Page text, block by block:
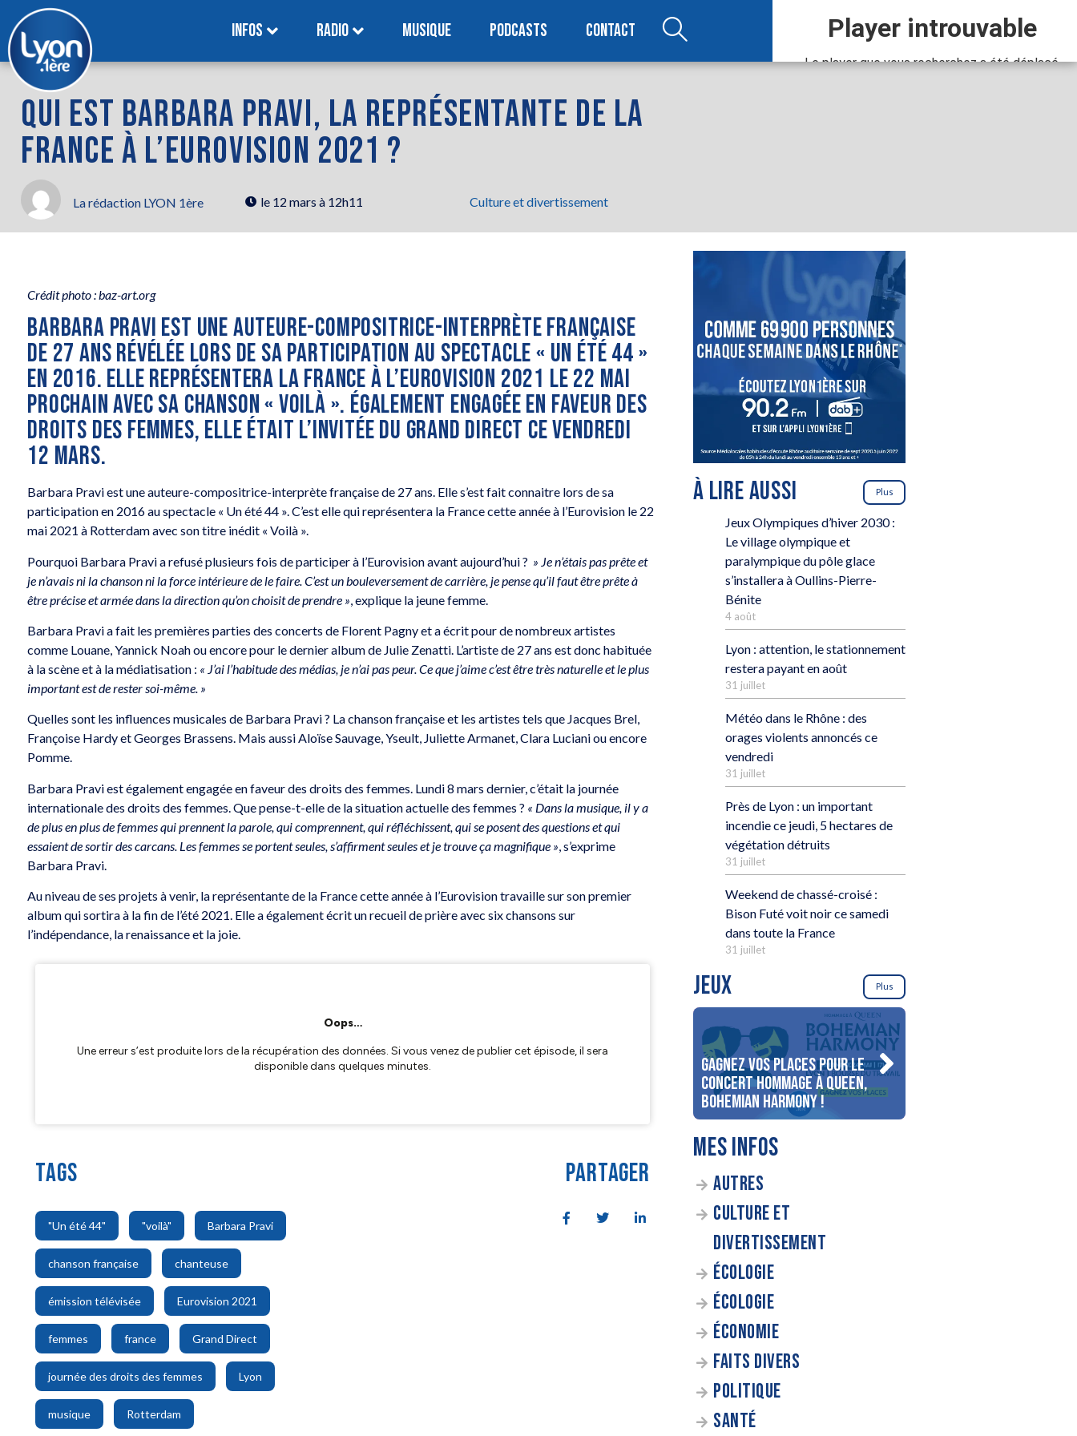
INFOS RADIO MUSIQUE PODCASTS CONTACT
QUI EST BARBARA PRAVI, LA REPRÉSENTANTE DE LA
FRANCE À L’EUROVISION 2021 ?
La rédaction LYON 1ère le 12 mars à 12h11 Culture et divertissement
Crédit photo : baz-art.org
BARBARA PRAVI EST UNE AUTEURE-COMPOSITRICE-INTERPRÈTE FRANÇAISE
DE 27 ANS RÉVÉLÉE LORS DE SA PARTICIPATION AU SPECTACLE « UN ÉTÉ 44 »
EN 2016. ELLE REPRÉSENTERA LA FRANCE À L’EUROVISION 2021 LE 22 MAI
PROCHAIN AVEC SA CHANSON « VOILÀ ». ÉGALEMENT ENGAGÉE EN FAVEUR DES
DROITS DES FEMMES, ELLE ÉTAIT L’INVITÉE DU GRAND DIRECT CE VENDREDI
12 MARS.
Barbara Pravi est une auteure-compositrice-interprète française de 27 ans. Elle s’est fait connaitre lors de sa
participation en 2016 au spectacle « Un été 44 ». C’est elle qui représentera la France cette année à l’Eurovision le 22
mai 2021 à Rotterdam avec son titre inédit « Voilà ».
Pourquoi Barbara Pravi a refusé plusieurs fois de participer à l’Eurovision avant aujourd’hui ? » Je n’étais pas prête et
je n’avais ni la chanson ni la force intérieure de le faire. C’est un bouleversement de carrière, je pense qu’il faut être prête à
être précise et armée dans la direction qu’on choisit de prendre » , explique la jeune femme.
Barbara Pravi a fait les premières parties des concerts de Florent Pagny et a écrit pour de nombreux artistes
comme Louane, Yannick Noah ou encore pour le dernier album de Julie Zenatti. L’artiste de 27 ans est donc habituée
à la scène et à la médiatisation : « J’ai l’habitude des médias, je n’ai pas peur. Ce que j’aime c’est être très naturelle et le plus
important est de rester soi-même. »
Quelles sont les influences musicales de Barbara Pravi ? La chanson française et les artistes tels que Jacques Brel,
Françoise Hardy et Georges Brassens. Mais aussi Aloïse Sauvage, Yseult, Juliette Armanet, Clara Luciani ou encore
Pomme.
Barbara Pravi est également engagée en faveur des droits des femmes. Lundi 8 mars dernier, c’était la journée
internationale des droits des femmes. Que pense-t-elle de la situation actuelle des femmes ? « Dans la musique, il y a
de plus en plus de femmes qui prennent la parole, qui comprennent, qui réfléchissent, qui se posent des questions et qui
essaient de sortir des carcans. Les femmes se portent seules, s’affirment seules et je trouve ça magnifique », s’exprime
Barbara Pravi.
Au niveau de ses projets à venir, la représentante de la France cette année à l’Eurovision travaille sur son premier
album qui sortira à la fin de l’été 2021. Elle a également écrit un recueil de prière avec six chansons sur
l’indépendance, la renaissance et la joie.
TAGS
"Un été 44"
,
"voilà"
,
Barbara Pravi
chanson française
,
chanteuse
émission télévisée
,
Eurovision 2021
femmes
,
france
,
Grand Direct
journée des droits des femmes
,
Lyon
musique
,
Rotterdam
PARTAGER
À LIRE AUSSI Plus
Jeux Olympiques d’hiver 2030 :
Le village olympique et
paralympique du pôle glace
s’installera à Oullins-Pierre-
Bénite
4 août
Lyon : attention, le stationnement
restera payant en août
31 juillet
Météo dans le Rhône : des
orages violents annoncés ce
vendredi
31 juillet
Près de Lyon : un important
incendie ce jeudi, 5 hectares de
végétation détruits
31 juillet
Weekend de chassé-croisé :
Bison Futé voit noir ce samedi
dans toute la France
31 juillet
JEUX Plus
Gagnez vos places pour le
concert Hommage à Queen,
Bohemian Harmony !
MES INFOS
AUTRES
CULTURE ET
DIVERTISSEMENT
ÉCOLOGIE
ÉCOLOGIE
ÉCONOMIE
FAITS DIVERS
POLITIQUE
SANTÉ